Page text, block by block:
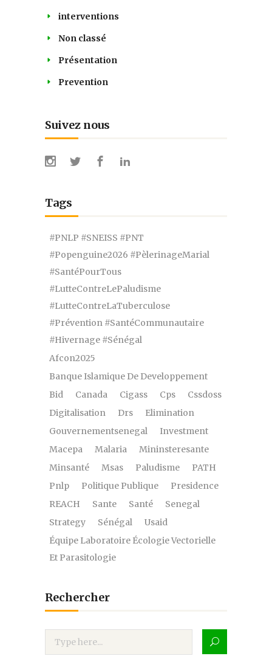
interventions
Non classé
Présentation
Prevention
Suivez nous
Tags
#PNLP #SNEISS #PNT
#Popenguine2026 #PèlerinageMarial
#SantéPourTous
#LutteContreLePaludisme
#LutteContreLaTuberculose
#Prévention #SantéCommunautaire
#Hivernage #Sénégal
Afcon2025
Banque Islamique De Developpement
Bid
Canada Cigass Cps
Cssdoss
Digitalisation
Drs
Elimination
Gouvernementsenegal
Investment
Macepa
Malaria
Mininsteresante
Minsanté
Msas Paludisme
PATH
Pnlp
Politique Publique
Presidence
REACH
Sante Santé
Senegal
Strategy
Sénégal
Usaid
Équipe Laboratoire Écologie Vectorielle
Et Parasitologie
Rechercher